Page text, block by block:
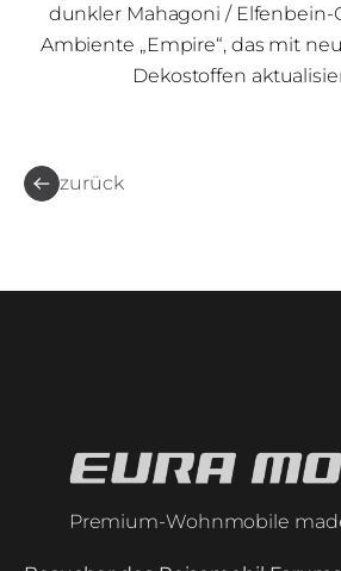
dunkler Mahagoni /
Ambiente „Empire“, das mit
Dekostoffen
zurück
Premium-Wohnmobile